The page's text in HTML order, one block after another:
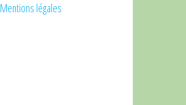
Mentions légales